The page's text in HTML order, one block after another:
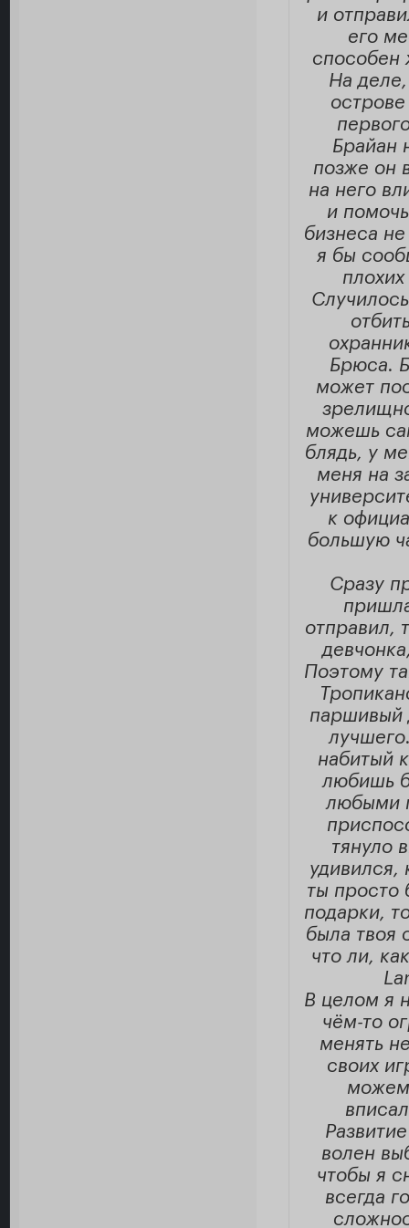
и
его
способен
На деле,
Брайан
позже он
на него
и
бизнеса
я бы
Брюса.
может
можешь
блядь, у
меня на
к
большую
Сразу
отправил,
Поэтому
паршивый
набитый
любишь
любыми
тянуло
удивился,
ты просто
подарки,
была твоя
что ли,
В целом я
чём-то
менять
своих
можем
волен
чтобы я
всегда